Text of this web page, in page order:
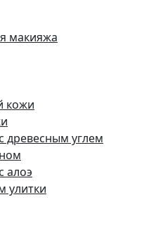
макияжа
кожи
древесным углем
алоэ
улитки